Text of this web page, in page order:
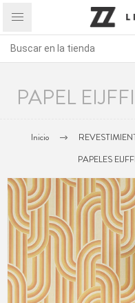
PAPEL
Inicio
PAPELES